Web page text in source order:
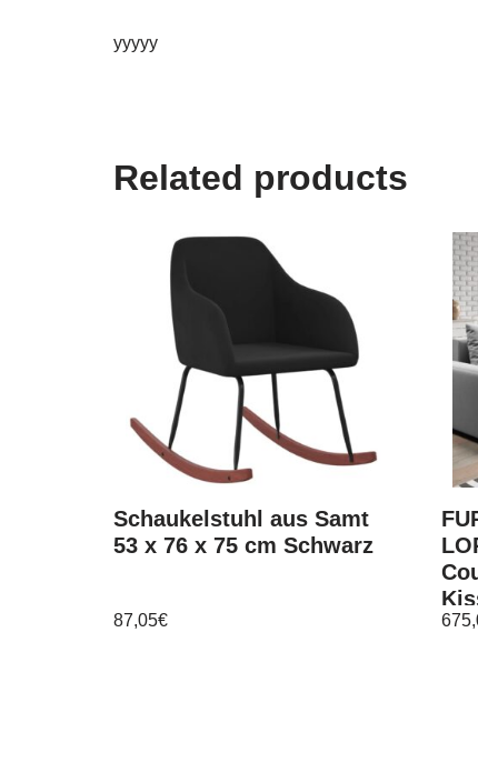
yyyyy
Related products
Schaukelstuhl aus Samt
53 x 76 x 75 cm Schwarz
87,05€